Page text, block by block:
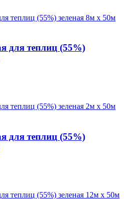
для теплиц (55%)
для теплиц (55%)